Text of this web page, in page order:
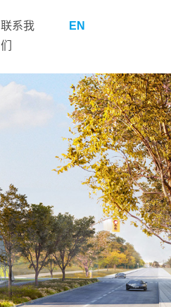
联系我
们
EN